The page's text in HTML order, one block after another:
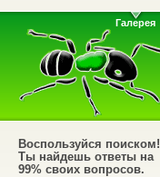
Галерея
Воспользуйся поиском!
Ты найдешь ответы на
99% своих вопросов.